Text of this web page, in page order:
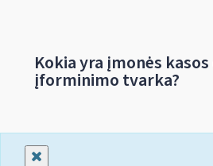
Kokia yra įmonės
įforminimo tvarka?